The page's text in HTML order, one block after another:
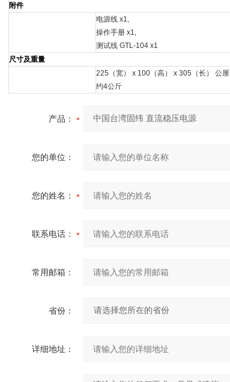
附件
电源线 x1,
操作手册 x1,
测试线 GTL-104 x1
尺寸及重量
225（宽） x 100（高） x 305（长） 公厘
约4公斤
产品：
您的单位：
您的姓名：
联系电话：
常用邮箱：
省份：
详细地址：